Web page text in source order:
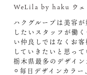
WeLila by haku ウェ
ハクグループは美容
したいスタッフが働
い仲良しではなくお
していきたいと思って
栃木県最多のデザイン
⚪︎毎日デザインカラー